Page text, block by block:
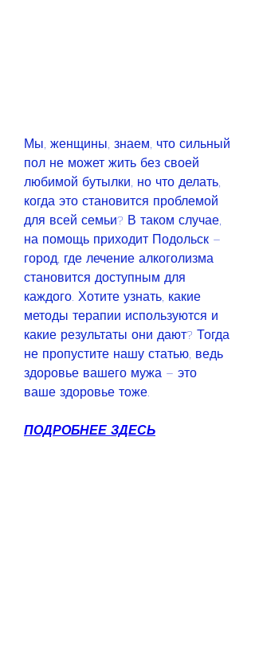
Мы, женщины, знаем, что сильный
пол не может жить без своей
любимой бутылки, но что делать,
когда это становится проблемой
для всей семьи? В таком случае,
на помощь приходит Подольск –
город, где лечение алкоголизма
становится доступным для
каждого. Хотите узнать, какие
методы терапии используются и
какие результаты они дают? Тогда
не пропустите нашу статью, ведь
здоровье вашего мужа – это
ваше здоровье тоже.
ПОДРОБНЕЕ ЗДЕСЬ